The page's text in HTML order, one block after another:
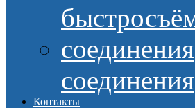
соединения
Контакты